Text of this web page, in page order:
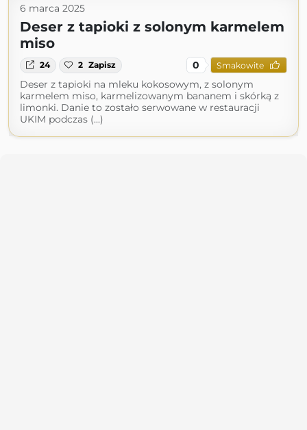
6 marca 2025
Deser z tapioki z solonym karmelem
miso
24 2 Zapisz 0 Smakowite
Deser z tapioki na mleku kokosowym, z solonym
karmelem miso, karmelizowanym bananem i skórką z
limonki. Danie to zostało serwowane w restauracji
UKIM podczas (...)